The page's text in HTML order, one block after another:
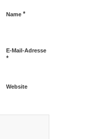
Name *
E-Mail-Adresse
*
Website